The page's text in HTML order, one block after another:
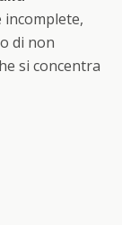
incomplete,
di non
si concentra